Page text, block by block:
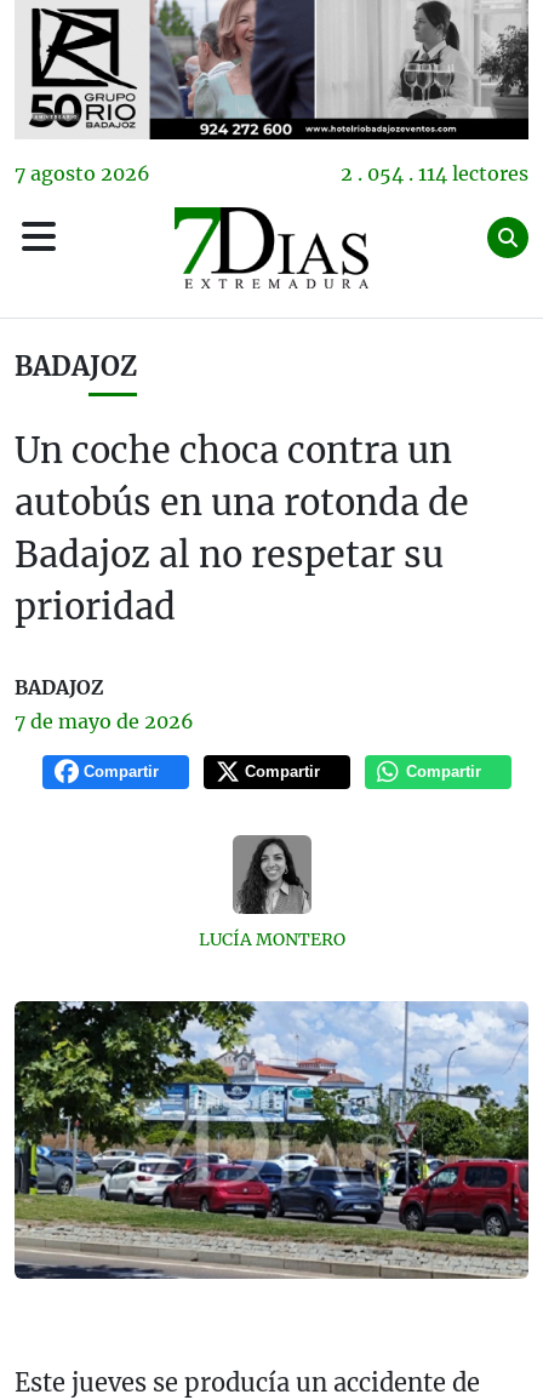
7 agosto 2026 2 . 054 . 114 lectores
BADAJOZ
Un coche choca contra un
autobús en una rotonda de
Badajoz al no respetar su
prioridad
BADAJOZ
7 de mayo de 2026
Compartir Compartir Compartir
LUCÍA MONTERO
Este jueves se producía un accidente de